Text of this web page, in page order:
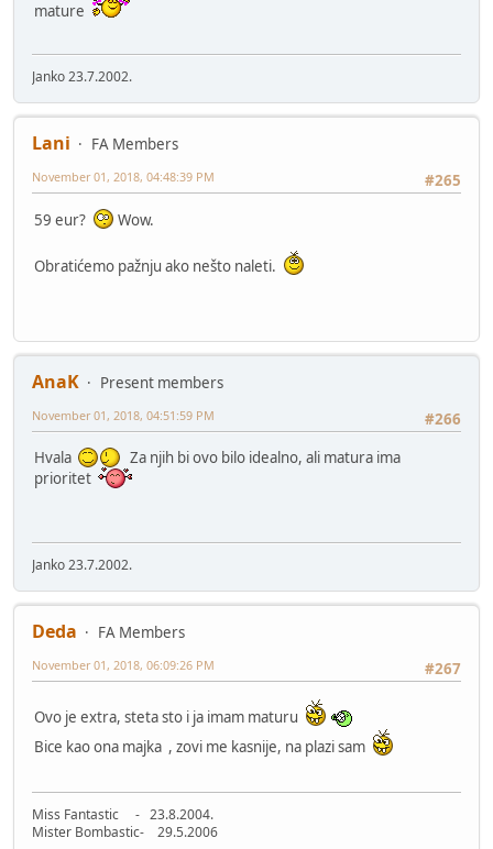
mature
Janko 23.7.2002.
Lani
FA Members
#265
November 01, 2018, 04:48:39 PM
59 eur? Wow.
Obratićemo pažnju ako nešto naleti.
AnaK
Present members
#266
November 01, 2018, 04:51:59 PM
Hvala
Za njih bi ovo bilo idealno, ali matura ima
prioritet
Janko 23.7.2002.
Deda
FA Members
#267
November 01, 2018, 06:09:26 PM
Ovo je extra, steta sto i ja imam maturu
Bice kao ona majka , zovi me kasnije, na plazi sam
Miss Fantastic - 23.8.2004.
Mister Bombastic- 29.5.2006